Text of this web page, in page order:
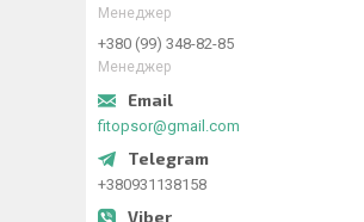
Менеджер
+380 (99) 348-82-85
Менеджер
fitopsor@gmail.com
+380931138158